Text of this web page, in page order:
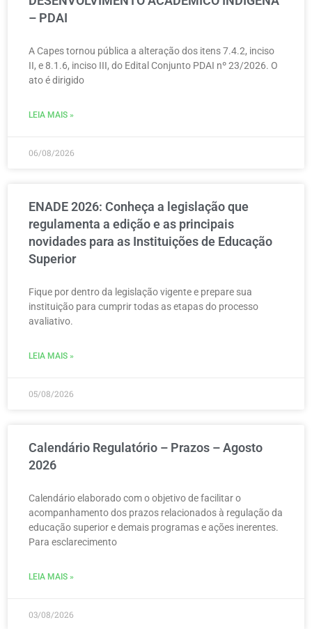
– PDAI
A Capes tornou pública a alteração dos itens 7.4.2, inciso
II, e 8.1.6, inciso III, do Edital Conjunto PDAI nº 23/2026. O
ato é dirigido
LEIA MAIS »
06/08/2026
ENADE 2026: Conheça a legislação que
regulamenta a edição e as principais
novidades para as Instituições de Educação
Superior
Fique por dentro da legislação vigente e prepare sua
instituição para cumprir todas as etapas do processo
avaliativo.
LEIA MAIS »
05/08/2026
Calendário Regulatório – Prazos – Agosto
2026
Calendário elaborado com o objetivo de facilitar o
acompanhamento dos prazos relacionados à regulação da
educação superior e demais programas e ações inerentes.
Para esclarecimento
LEIA MAIS »
03/08/2026